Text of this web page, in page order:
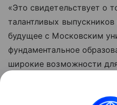
«Это свидетельствует о
талантливых
будущее с Московским
фундаментальное
широкие возможности